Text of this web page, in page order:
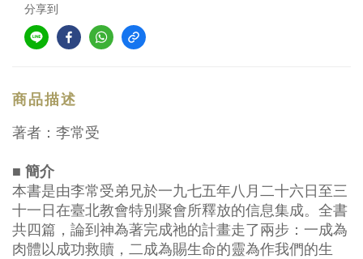
分享到
商品描述
著者：李常受
■ 簡介
本書是由李常受弟兄於一九七五年八月二十六日至三
十一日在臺北教會特別聚會所釋放的信息集成。全書
共四篇，論到神為著完成祂的計畫走了兩步：一成為
肉體以成功救贖，二成為賜生命的靈為作我們的生